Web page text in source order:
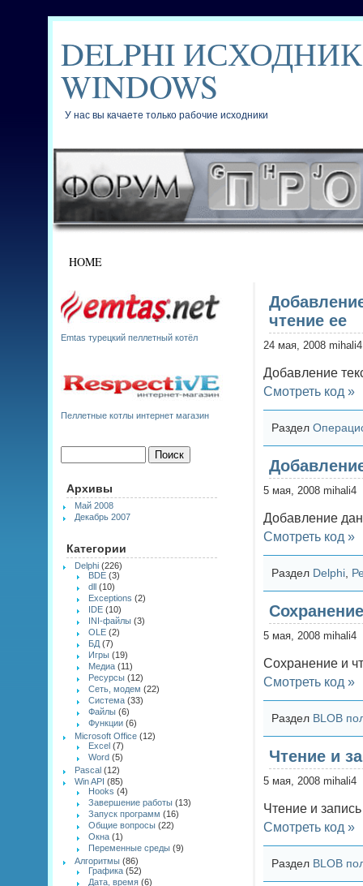
DELPHI
WINDOWS
У нас вы качаете только рабочие исходники
HOME
Emtas турецкий пеллетный котёл
Пеллетные котлы интернет магазин
Архивы
Май 2008
Декабрь 2007
Категории
Delphi (226)
BDE (3)
dll (10)
Exceptions (2)
IDE (10)
INI-файлы (3)
OLE (2)
БД (7)
Игры (19)
Медиа (11)
Ресурсы (12)
Сеть, модем (22)
Система (33)
Файлы (6)
Функции (6)
Microsoft Office (12)
Excel (7)
Word (5)
Pascal (12)
Win API (85)
Hooks (4)
Завершение работы (13)
Запуск программ (16)
Общие вопросы (22)
Окна (1)
Переменные среды (9)
Алгоритмы (86)
Графика (52)
Дата, время (6)
чтение ее
24 мая, 2008 mihali4
Добавление
Смотреть код »
Раздел
5 мая, 2008 mihali4
Добавление
Смотреть код »
Раздел Delphi
5 мая, 2008 mihali4
Сохранение и
Смотреть код »
Раздел BLOB
Чтение и
5 мая, 2008 mihali4
Чтение и
Смотреть код »
Раздел BLOB